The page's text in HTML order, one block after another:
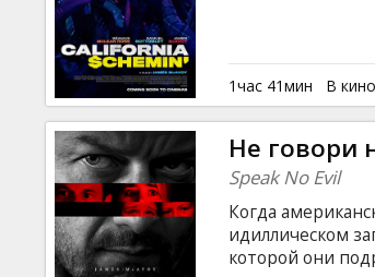
B2B
Клуб
1час 41мин В
Не говори
Speak No Evil
Когда
идиллическом
которой они